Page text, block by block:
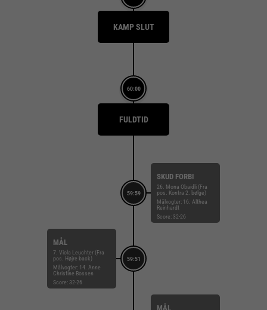
KAMP SLUT
60:00
FULDTID
59:59
SKUD FORBI
26. Mona Obaidli (Fra
pos. Kontra 2. bølge)
Målvogter: 16. Althea
Reinhardt
Score: 32-26
59:51
MÅL
7. Viola Leuchter (Fra
pos. Højre back)
Målvogter: 14. Anne
Christine Bossen
Score: 32-26
MÅL